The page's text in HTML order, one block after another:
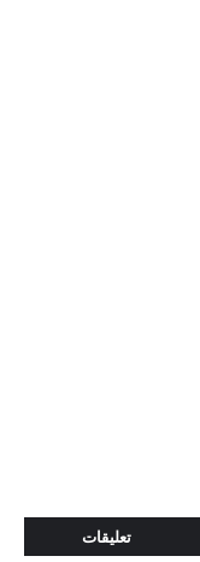
تعليقات